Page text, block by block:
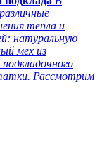
тепла и
натуральную
мех из
Рассмотрим